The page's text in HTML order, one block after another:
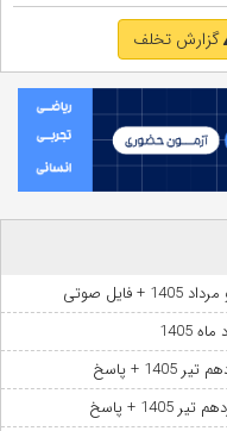
گزارش تخلف
1405
+ پاسخ